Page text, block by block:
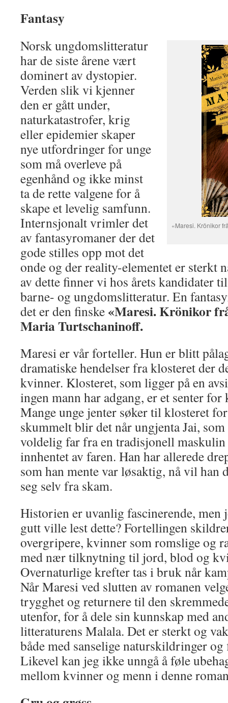
Fantasy
«Maresi. Krönikor
Norsk ungdomslitteratur
har de siste årene vært
dominert av dystopier.
Verden slik vi kjenner
den er gått under,
naturkatastrofer, krig
eller epidemier skaper
nye utfordringer for unge
som må overleve på
egenhånd og ikke minst
ta de rette valgene for å
skape et levelig samfunn.
Internsjonalt vrimler det
av fantasyromaner der det
gode stilles opp mot det
onde og der reality-elementet er sterkt
av dette finner vi hos årets kandidater
barne- og ungdomslitteratur. En
det er den finske «Maresi. Krönikor
Maria Turtschaninoff.
Maresi er vår forteller. Hun er blitt
dramatiske hendelser fra klosteret der
kvinner. Klosteret, som ligger på en
ingen mann har adgang, er et senter
Mange unge jenter søker til klosteret
skummelt blir det når ungjenta Jai,
voldelig far fra en tradisjonell
innhentet av faren. Han har allerede
som han mente var løsaktig, nå vil han
seg selv fra skam.
Historien er uvanlig fascinerende, men
gutt ville lest dette? Fortellingen
overgripere, kvinner som romslige og
med nær tilknytning til jord, blod og
Overnaturlige krefter tas i bruk når
Når Maresi ved slutten av romanen
trygghet og returnere til den
utenfor, for å dele sin kunnskap med
litteraturens Malala. Det er sterkt og
både med sanselige naturskildringer
Likevel kan jeg ikke unngå å føle
mellom kvinner og menn i denne